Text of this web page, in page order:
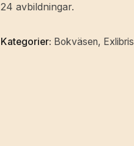
12).
24 avbildningar.
Kategorier: Bokväsen, Exlibris